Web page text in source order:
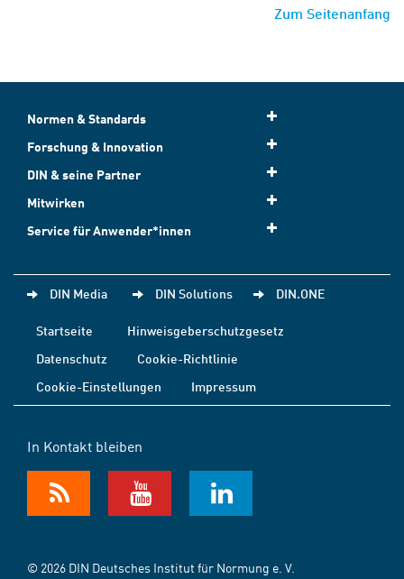
Zum Seitenanfang
Normen & Standards
Forschung & Innovation
DIN & seine Partner
Mitwirken
Service für Anwender*innen
DIN Media DIN Solutions DIN.ONE
Startseite
Hinweisgeberschutzgesetz
Datenschutz
Cookie-Richtlinie
Cookie-Einstellungen
Impressum
In Kontakt bleiben
© 2026 DIN Deutsches Institut für Normung e. V.